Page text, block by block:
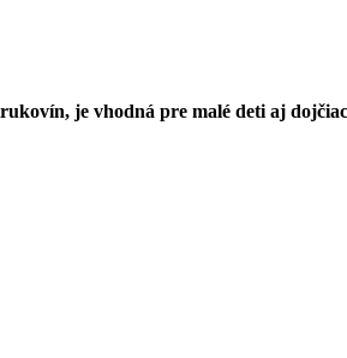
je vhodná pre malé deti aj